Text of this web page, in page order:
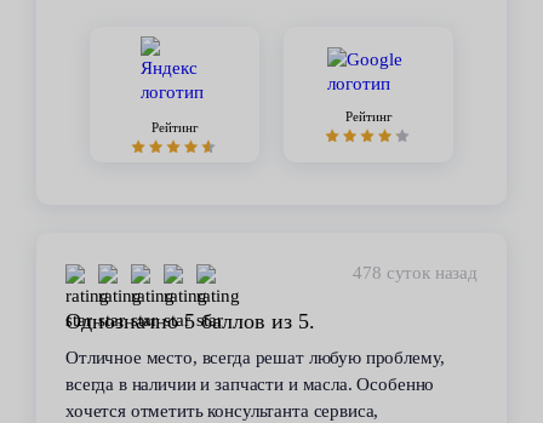
Рейтинг
Рейтинг
478 суток назад
Однозначно 5 баллов из 5.
Отличное место, всегда решат любую проблему,
всегда в наличии и запчасти и масла. Особенно
хочется отметить консультанта сервиса,